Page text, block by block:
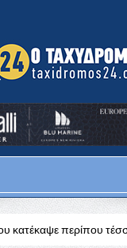
τέσσερα εκτάρια, θα